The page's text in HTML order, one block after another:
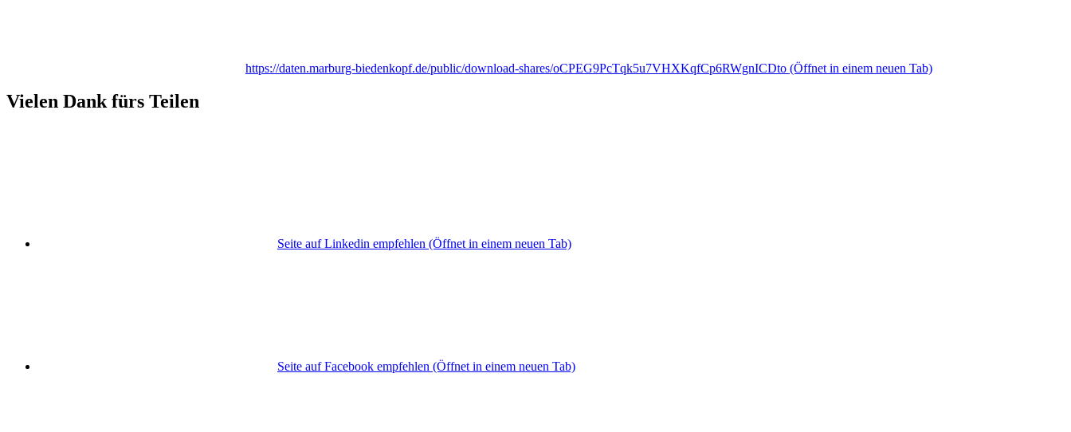
https://daten.marburg-biedenkopf.de/public/download-shares/oCPEG9PcTqk5u7VHXKqfCp6RWgnICDto (Öffnet in einem neuen Tab)
Vielen Dank fürs Teilen
Seite auf Linkedin empfehlen (Öffnet in einem neuen Tab)
Seite auf Facebook empfehlen (Öffnet in einem neuen Tab)